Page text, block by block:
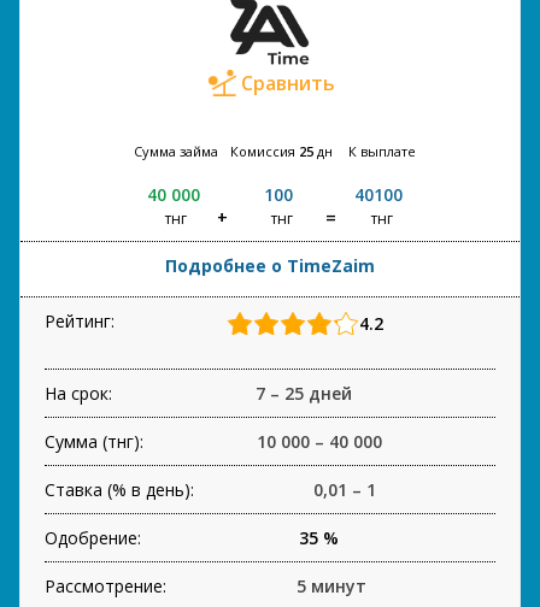
Сравнить
Сумма займа
40 000
тнг
Комиссия 25 дн
100
тнг
К выплате
40100
тнг
Подробнее о TimeZaim
Рейтинг: 4.2
На срок: 7 – 25 дней
Сумма (тнг): 10 000 – 40 000
Ставка (% в день): 0,01 – 1
Одобрение: 35 %
Рассмотрение: 5 минут